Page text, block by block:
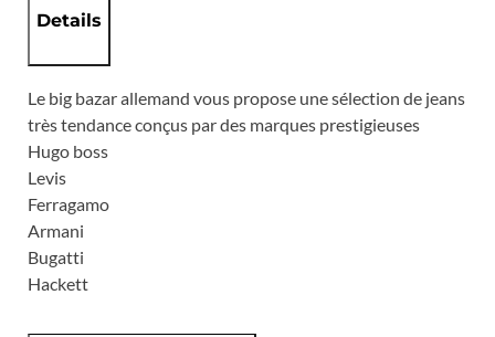
Details
Le big bazar allemand vous propose une sélection de jeans
très tendance conçus par des marques prestigieuses
Hugo boss
Levis
Ferragamo
Armani
Bugatti
Hackett